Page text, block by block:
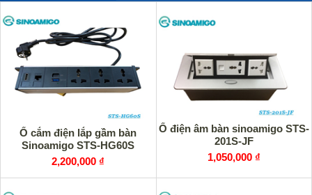
Ổ cắm điện lắp gầm bàn
Sinoamigo STS-HG60S
2,200,000 ₫
Ổ điện âm bàn sinoamigo STS-
201S-JF
1,050,000 ₫